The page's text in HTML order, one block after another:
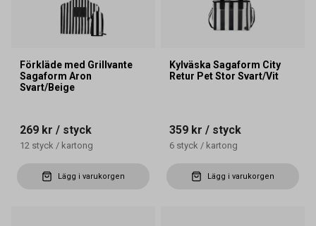
Förkläde med Grillvante
Sagaform Aron
Svart/Beige
269 kr / styck
12 styck / kartong
Lägg i varukorgen
Kylväska Sagaform City
Retur Pet Stor Svart/Vit
359 kr / styck
6 styck / kartong
Lägg i varukorgen